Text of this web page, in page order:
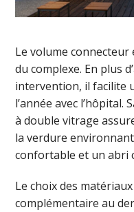
Le volume
du complexe. En plus
intervention, il facilite
l’année avec
à double vitrage
la verdure
confortable et un abri
Le choix des
complémentaire au